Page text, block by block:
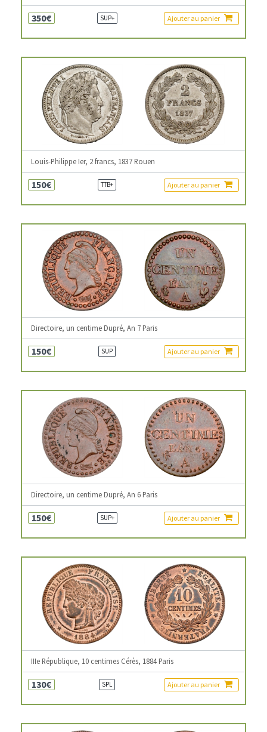
350€ SUP+ Ajouter au panier
Louis-Philippe Ier, 2 francs, 1837 Rouen
150€ TTB+ Ajouter au panier
Directoire, un centime Dupré, An 7 Paris
150€ SUP Ajouter au panier
Directoire, un centime Dupré, An 6 Paris
150€ SUP+ Ajouter au panier
IIIe République, 10 centimes Cérès, 1884 Paris
130€ SPL Ajouter au panier